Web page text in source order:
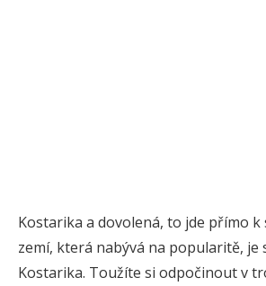
Kostarika a dovolená, to jde přímo k
zemí, která nabývá na popularitě, je
Kostarika. Toužíte si odpočinout v